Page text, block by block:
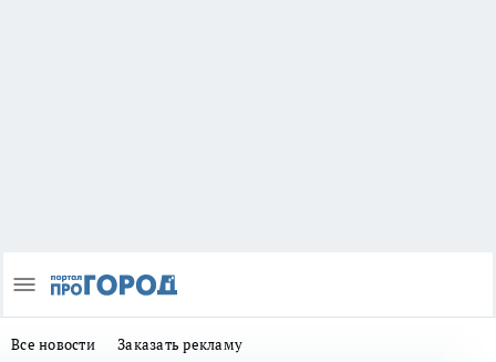
Все новости Заказать рекламу